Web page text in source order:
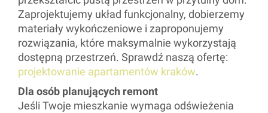
Zaprojektujemy układ funkcjonalny, dobierzemy
materiały wykończeniowe i zaproponujemy
rozwiązania, które maksymalnie wykorzystają
dostępną przestrzeń. Sprawdź naszą ofertę:
projektowanie apartamentów kraków.
Dla osób planujących remont
Jeśli Twoje mieszkanie wymaga odświeżenia